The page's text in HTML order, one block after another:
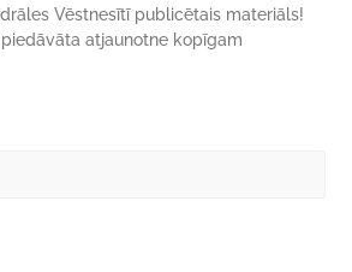
Vēstnesītī publicētais materiāls!
atjaunotne kopīgam